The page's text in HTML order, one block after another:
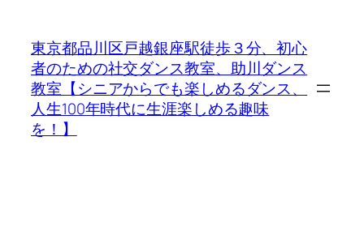
東京都品川区戸越銀座駅徒歩３分、初心
者のための社交ダンス教室、助川ダンス
教室【シニアからでも楽しめるダンス、
人生100年時代に生涯楽しめる趣味
を！】